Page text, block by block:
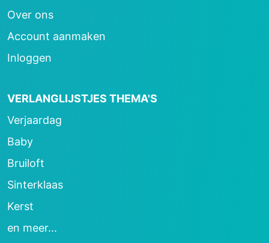
Over ons
Account aanmaken
Inloggen
VERLANGLIJSTJES THEMA'S
Verjaardag
Baby
Bruiloft
Sinterklaas
Kerst
en meer...